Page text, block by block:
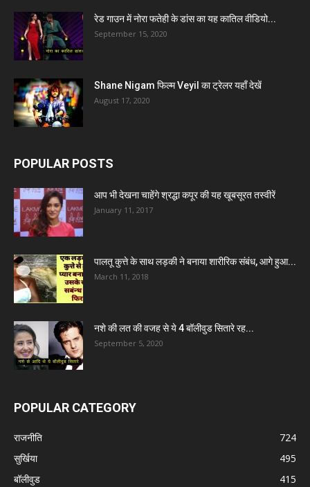
रेड गाउन में नोरा फतेही के डांस का यह कातिल वीडियो...
September 15, 2020
Shane Nigam फिल्म Veyil का ट्रेलर यहाँ देखें
August 17, 2020
POPULAR POSTS
आप भी देखना चाहेंगे श्रद्धा कपूर की यह खूबसूरत तस्वीरें
January 11, 2017
पालतू कुत्ते के साथ लड़की ने बनाया शारीरिक संबंध, आगे हुआ...
March 11, 2018
नशे की लत की वजह से ये 4 बॉलीवुड सितारे रह...
September 5, 2020
POPULAR CATEGORY
राजनीति
724
सुर्खिया
495
बॉलीवुड
415